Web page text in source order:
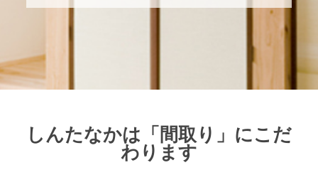
しんたなかは「間取り」にこだ
わります